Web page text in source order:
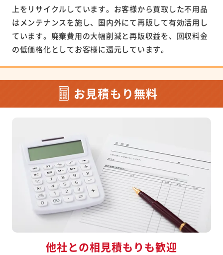
上をリサイクルしています。お客様から買取した不用品
はメンテナンスを施し、国内外にて再販して有効活用し
ています。廃棄費用の大幅削減と再販収益を、回収料金
の低価格化としてお客様に還元しています。
お見積もり無料
他社との相見積もりも歓迎